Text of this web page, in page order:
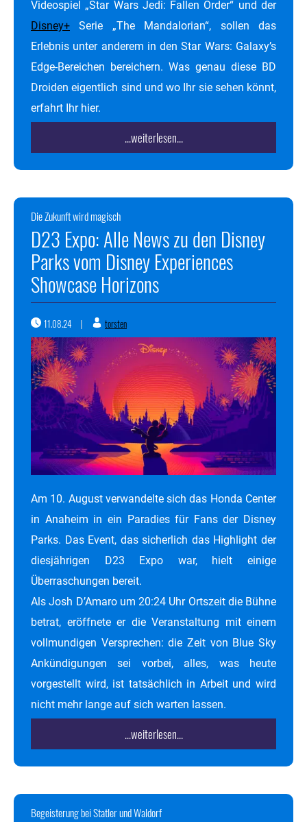
Videospiel „Star Wars Jedi: Fallen Order“ und der
Disney+ Serie „The Mandalorian“, sollen das
Erlebnis unter anderem in den Star Wars: Galaxy’s
Edge-Bereichen bereichern.​ Was genau diese BD
Droiden eigentlich sind und wo Ihr sie sehen könnt,
erfahrt Ihr hier.
...weiterlesen...
Die Zukunft wird magisch
D23 Expo: Alle News zu den Disney
Parks vom Disney Experiences
Showcase Horizons
11.08.24 | torsten
Am 10. August verwandelte sich das Honda Center
in Anaheim in ein Paradies für Fans der Disney
Parks. Das Event, das sicherlich das Highlight der
diesjährigen D23 Expo war, hielt einige
Überraschungen bereit.
Als Josh D’Amaro um 20:24 Uhr Ortszeit die Bühne
betrat, eröffnete er die Veranstaltung mit einem
vollmundigen Versprechen: die Zeit von Blue Sky
Ankündigungen sei vorbei, alles, was heute
vorgestellt wird, ist tatsächlich in Arbeit und wird
nicht mehr lange auf sich warten lassen.
...weiterlesen...
Begeisterung bei Statler und Waldorf